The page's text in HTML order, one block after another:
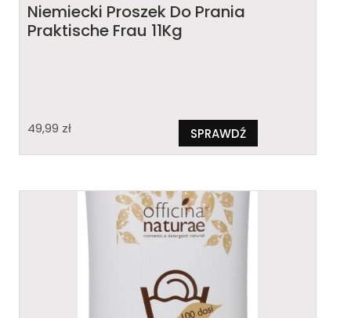
Niemiecki Proszek Do Prania
Praktische Frau 11Kg
49,99 zł SPRAWDŹ